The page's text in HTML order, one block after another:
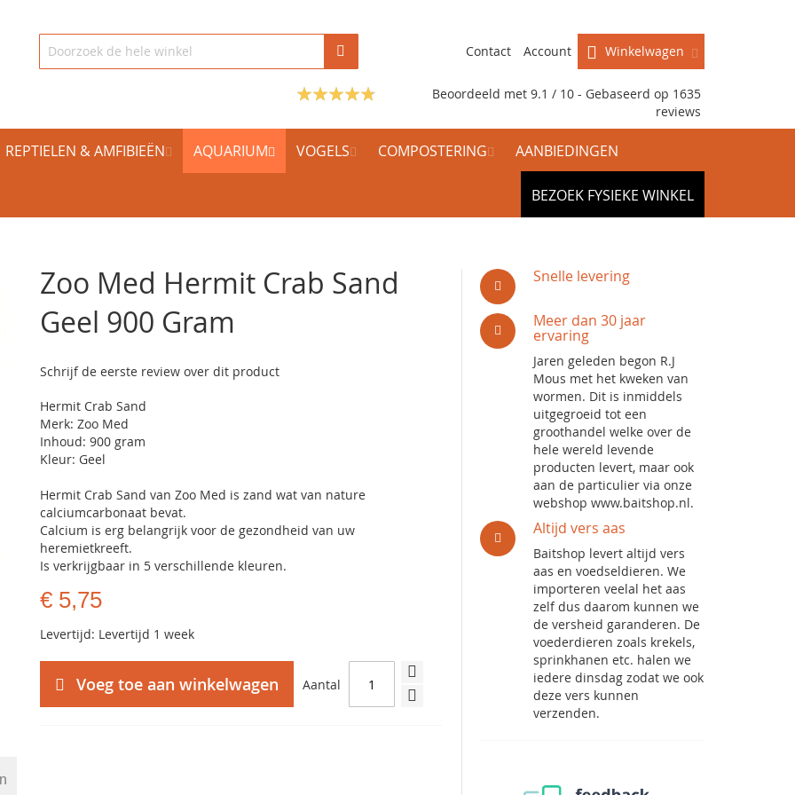
Winkelwagen
Contact Account
Beoordeeld met 9.1 / 10 - Gebaseerd op 1635
reviews
REPTIELEN & AMFIBIEËN AQUARIUM VOGELS COMPOSTERING AANBIEDINGEN
BEZOEK FYSIEKE WINKEL
Zoo Med Hermit Crab Sand
Geel 900 Gram
Schrijf de eerste review over dit product
Hermit Crab Sand
Merk: Zoo Med
Inhoud: 900 gram
Kleur: Geel
Hermit Crab Sand van Zoo Med is zand wat van nature
calciumcarbonaat bevat.
Calcium is erg belangrijk voor de gezondheid van uw
heremietkreeft.
Is verkrijgbaar in 5 verschillende kleuren.
€ 5,75
Levertijd: Levertijd 1 week
Aantal
Voeg toe aan winkelwagen
Snelle levering
Meer dan 30 jaar
ervaring
Jaren geleden begon R.J
Mous met het kweken van
wormen. Dit is inmiddels
uitgegroeid tot een
groothandel welke over de
hele wereld levende
producten levert, maar ook
aan de particulier via onze
webshop www.baitshop.nl.
Altijd vers aas
Baitshop levert altijd vers
aas en voedseldieren. We
importeren veelal het aas
zelf dus daarom kunnen we
de versheid garanderen. De
voederdieren zoals krekels,
sprinkhanen etc. halen we
iedere dinsdag zodat we ook
deze vers kunnen
verzenden.